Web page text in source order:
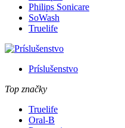
Philips Sonicare
SoWash
Truelife
Príslušenstvo
Top značky
Truelife
Oral-B